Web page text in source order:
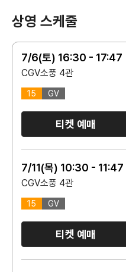
상영 스케줄
7/6(토) 16:30 - 17:47
CGV소풍 4관
15 GV
티켓 예매
7/11(목) 10:30 - 11:47
CGV소풍 4관
15 GV
티켓 예매